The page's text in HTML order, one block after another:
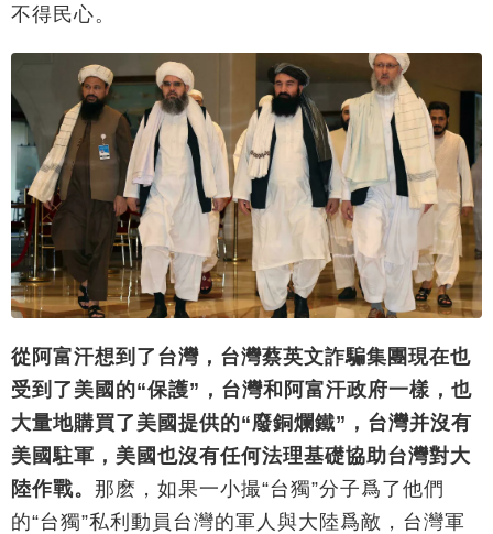
不得民心。
從阿富汗想到了台灣，台灣蔡英文詐騙集團現在也
受到了美國的“保護”，台灣和阿富汗政府一樣，也
大量地購買了美國提供的“廢銅爛鐵”，台灣并沒有
美國駐軍，美國也沒有任何法理基礎協助台灣對大
陸作戰。 那麽，如果一小撮“台獨”分子爲了他們
的“台獨”私利動員台灣的軍人與大陸爲敵，台灣軍